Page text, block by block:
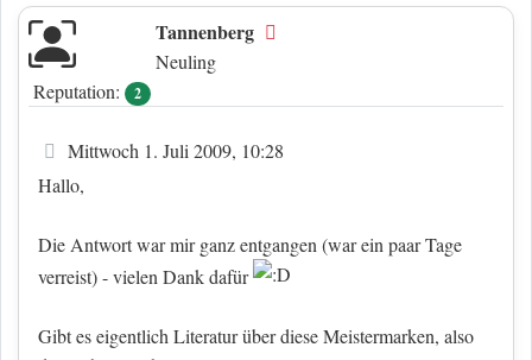
Tannenberg
Neuling
Reputation:
2
Beitrag
Mittwoch 1. Juli 2009, 10:28
Hallo,
Die Antwort war mir ganz entgangen (war ein paar Tage
verreist) - vielen Dank dafür
Gibt es eigentlich Literatur über diese Meistermarken, also